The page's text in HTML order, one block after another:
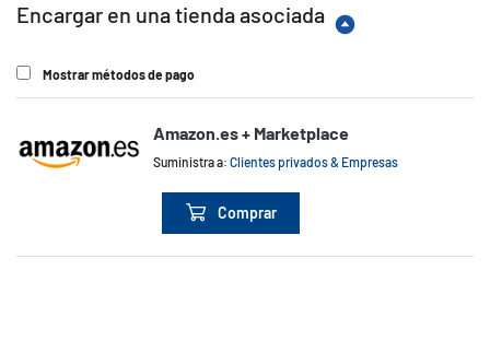
Encargar en una tienda asociada
Mostrar métodos de pago
Amazon.es + Marketplace
Suministra a:Clientes privados & Empresas
Comprar